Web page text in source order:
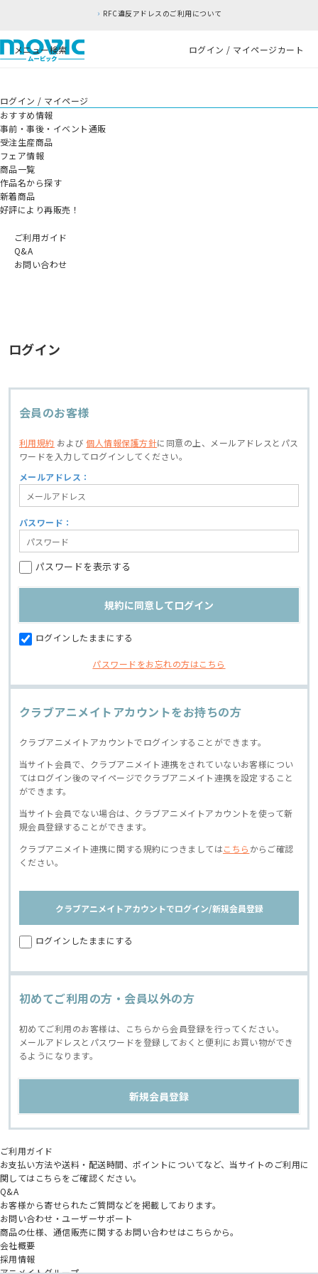
RFC違反アドレスのご利用について
メニュー検索 ログイン / マイページカート
ログイン / マイページ
おすすめ情報
事前・事後・イベント通販
受注生産商品
フェア情報
商品一覧
作品名から探す
新着商品
好評により再販売！
ご利用ガイド
Q&A
お問い合わせ
ログイン
会員のお客様
利用規約 および個人情報保護方針に同意の上、
メールアドレスとパス
ワードを入力してログインしてください。
メールアドレス：
パスワード：
パスワードを表示する
ログインしたままにする
パスワードをお忘れの方はこちら
クラブアニメイトアカウントをお持ちの方
クラブアニメイトアカウントでログインすることができます。
当サイト会員で、クラブアニメイト連携をされていないお客様につい
てはログイン後のマイページでクラブアニメイト連携を設定すること
ができます。
当サイト会員でない場合は、クラブアニメイトアカウントを使って新
規会員登録することができます。
クラブアニメイト連携に関する規約につきましてはこちら からご確認
ください。
クラブアニメイトアカウントでログイン/新規会員登録
ログインしたままにする
初めてご利用の方・会員以外の方
初めてご利用のお客様は、こちらから会員登録を行ってください。
メールアドレスとパスワードを登録しておくと便利にお買い物ができ
るようになります。
ご利用ガイド
お支払い方法や送料・配送時間、ポイントについてなど、当サイトのご利用に
関してはこちらをご確認ください。
Q&A
お客様から寄せられたご質問などを掲載しております。
お問い合わせ・ユーザーサポート
商品の仕様、通信販売に関するお問い合わせはこちらから。
会社概要
採用情報